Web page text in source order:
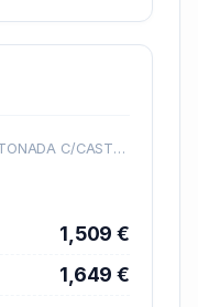
CARRETERA VIC, CANTONADA C/CASTELLGALÍ KM. 0
1,509 €
1,649 €